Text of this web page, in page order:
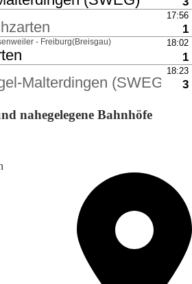
nahegelegene Bahnhöfe